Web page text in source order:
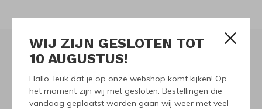
WIJ ZIJN GESLOTEN TOT
10 AUGUSTUS!
Hallo, leuk dat je op onze webshop komt kijken! Op
het moment zijn wij met gesloten. Bestellingen die
vandaag geplaatst worden gaan wij weer met veel
Meld je aan voor onze
nieuwsbrief